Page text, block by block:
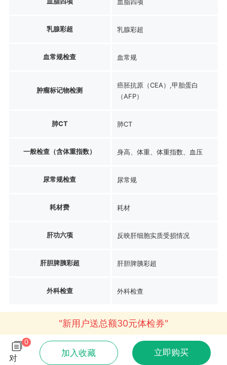
乳腺彩超 乳腺彩超
血常规检查 血常规
肿瘤标记物检测
癌胚抗原（CEA）,甲胎蛋白
（AFP）
肺CT 肺CT
一般检查（含体重指数） 身高、体重、体重指数、血压
尿常规检查 尿常规
耗材费 耗材
肝功六项 反映肝细胞实质受损情况
肝胆脾胰彩超 肝胆脾胰彩超
外科检查 外科检查
"新用户送总额30元体检券"
0
对
加入收藏 立即购买